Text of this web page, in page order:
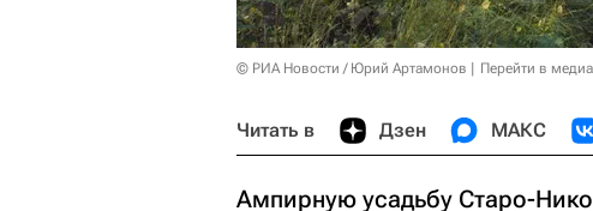
© РИА Новости / Юрий Артамонов Перейти в
Читать в Дзен МАКС
Ампирную усадьбу Старо-